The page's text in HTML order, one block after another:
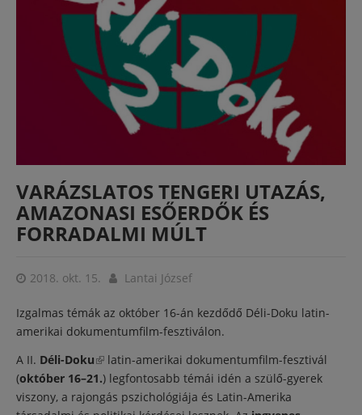
VARÁZSLATOS TENGERI UTAZÁS,
AMAZONASI ESŐERDŐK ÉS
FORRADALMI MÚLT
2018. okt. 15. Lantai József
Izgalmas témák az október 16-án kezdődő Déli-Doku latin-
amerikai dokumentumfilm-fesztiválon.
A II. Déli-Doku(külső hivatkozás)
latin-amerikai dokumentumfilm-fesztivál
(október 16–21.) legfontosabb témái idén a szülő-gyerek
viszony, a rajongás pszichológiája és Latin-Amerika